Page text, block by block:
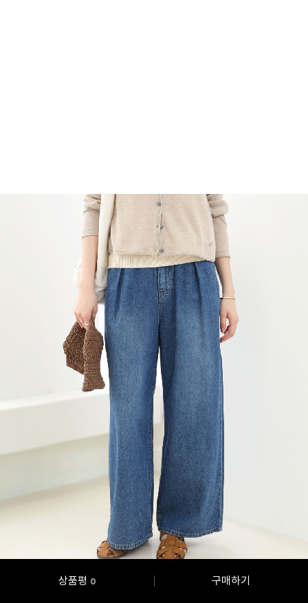
상품평 0 구매하기